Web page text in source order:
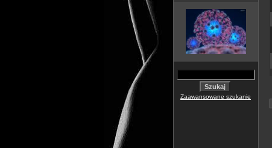
Zaawansowane szukanie